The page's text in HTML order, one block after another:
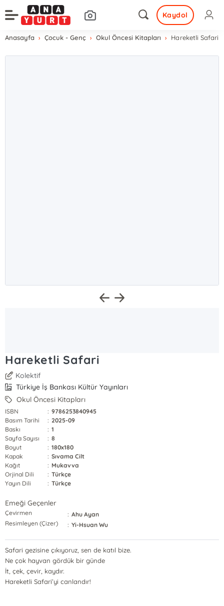
Kaydol
Anasayfa Çocuk - Genç Okul Öncesi Kitapları Hareketli Safari
Hareketli Safari
Kolektif
Türkiye İş Bankası Kültür Yayınları
Okul Öncesi Kitapları
ISBN : 9786253840945
Basım Tarihi
: 2025-09
Baskı
: 1
Sayfa Sayısı
: 8
Boyut
: 180x180
Kapak
: Sıvama Cilt
Kağıt
: Mukavva
Orjinal Dili
: Türkçe
Yayın Dili
: Türkçe
Emeği Geçenler
Çevirmen : Ahu Ayan
Resimleyen (Çizer)
: Yi-Hsuan Wu
Safari gezisine çıkıyoruz, sen de katıl bize.
Ne çok hayvan gördük bir günde
İt, çek, çevir, kaydır.
Hareketli Safari’yi canlandır!